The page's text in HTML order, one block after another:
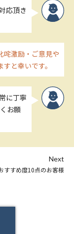
応頂き
咤激励・ご意見や
と幸いです。
に丁寧
お願
Next
すすめ度10点のお客様